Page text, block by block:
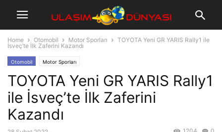
Home Otomobil Motor Sporları
TOYOTA Yeni GR YARIS Rally1 ile
İsveç’te İlk Zaferini Kazandı
Otomobil Motor Sporları
TOYOTA Yeni GR YARIS Rally1
ile İsveç’te İlk Zaferini
Kazandı